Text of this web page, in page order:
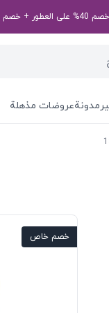
خصم 40% على العطور + خصم إضافي بقيمة 50 درهم إماراتي على طلبك الأول! رمز الخصم الخاص بك: first50aed
مدونةعروضات مذهلة
خصم خاص